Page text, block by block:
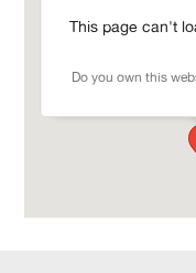
Calendrier
Lancy
This page can't
Do you own this